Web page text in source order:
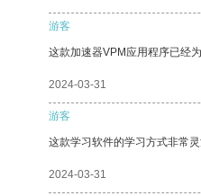
游客
这款加速器VPM应用程序已经
2024-03-31
游客
这款学习软件的学习方式非常
2024-03-31